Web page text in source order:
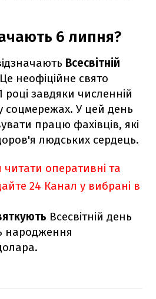
6 липня?
Всесвітній
Це неофіційне свято
році завдяки численній
соцмережах. У цей день
працю фахівців, які
людських сердець.
оперативні та
24 Канал у вибрані в
Всесвітній день
народження